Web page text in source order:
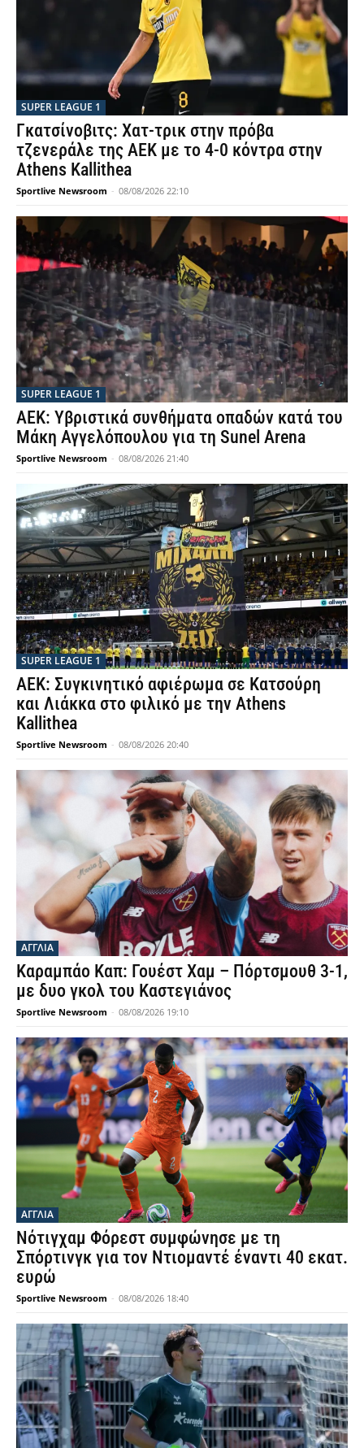
SUPER LEAGUE 1
Γκατσίνοβιτς: Χατ-τρικ στην πρόβα
τζενεράλε της ΑΕΚ με το 4-0 κόντρα στην
Athens Kallithea
Sportlive Newsroom - 08/08/2026 22:10
SUPER LEAGUE 1
ΑΕΚ: Υβριστικά συνθήματα οπαδών κατά του
Μάκη Αγγελόπουλου για τη Sunel Arena
Sportlive Newsroom - 08/08/2026 21:40
SUPER LEAGUE 1
ΑΕΚ: Συγκινητικό αφιέρωμα σε Κατσούρη
και Λιάκκα στο φιλικό με την Athens
Kallithea
Sportlive Newsroom - 08/08/2026 20:40
ΑΓΓΛΙΑ
Καραμπάο Καπ: Γουέστ Χαμ – Πόρτσμουθ 3-1,
με δυο γκολ του Καστεγιάνος
Sportlive Newsroom - 08/08/2026 19:10
ΑΓΓΛΙΑ
Νότιγχαμ Φόρεστ συμφώνησε με τη
Σπόρτινγκ για τον Ντιομαντέ έναντι 40 εκατ.
ευρώ
Sportlive Newsroom - 08/08/2026 18:40